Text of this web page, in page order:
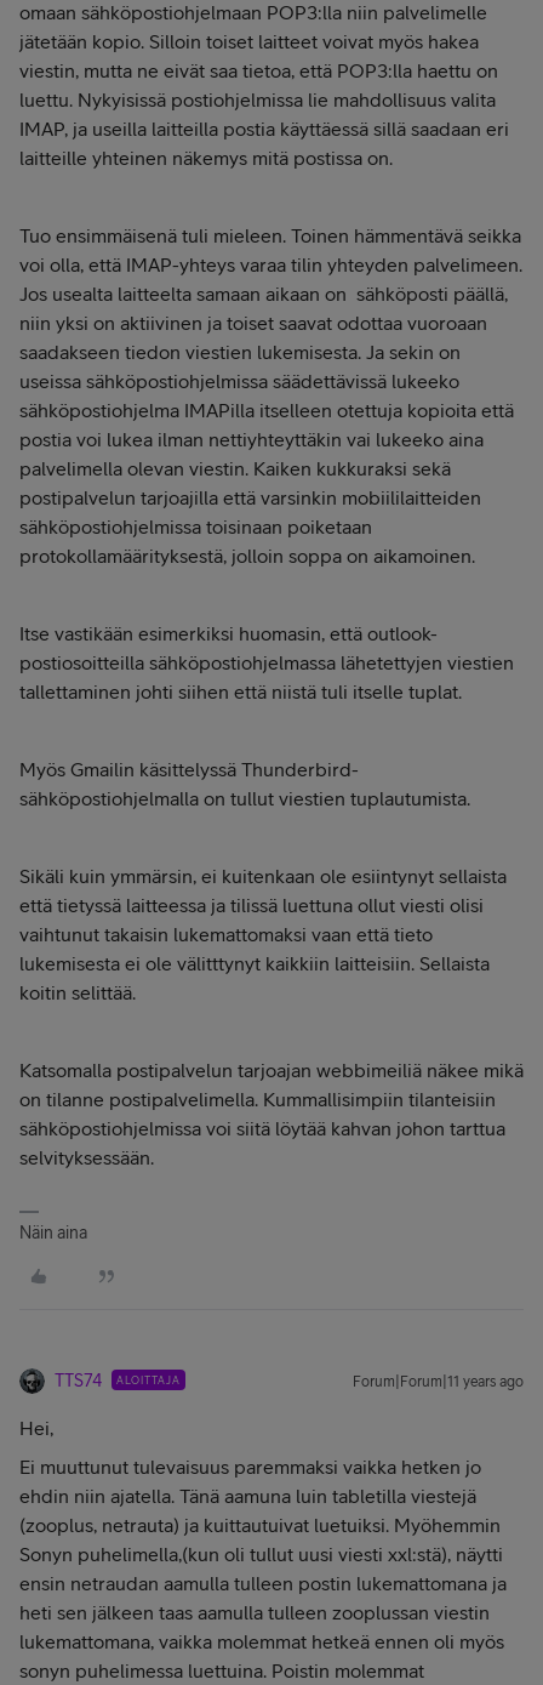
omaan sähköpostiohjelmaan POP3:lla niin palvelimelle
jätetään kopio. Silloin toiset laitteet voivat myös hakea
viestin, mutta ne eivät saa tietoa, että POP3:lla haettu on
luettu. Nykyisissä postiohjelmissa lie mahdollisuus valita
IMAP, ja useilla laitteilla postia käyttäessä sillä saadaan eri
laitteille yhteinen näkemys mitä postissa on.
Tuo ensimmäisenä tuli mieleen. Toinen hämmentävä seikka
voi olla, että IMAP-yhteys varaa tilin yhteyden palvelimeen.
Jos usealta laitteelta samaan aikaan on sähköposti päällä,
niin yksi on aktiivinen ja toiset saavat odottaa vuoroaan
saadakseen tiedon viestien lukemisesta. Ja sekin on
useissa sähköpostiohjelmissa säädettävissä lukeeko
sähköpostiohjelma IMAPilla itselleen otettuja kopioita että
postia voi lukea ilman nettiyhteyttäkin vai lukeeko aina
palvelimella olevan viestin. Kaiken kukkuraksi sekä
postipalvelun tarjoajilla että varsinkin mobiililaitteiden
sähköpostiohjelmissa toisinaan poiketaan
protokollamäärityksestä, jolloin soppa on aikamoinen.
Itse vastikään esimerkiksi huomasin, että outlook-
postiosoitteilla sähköpostiohjelmassa lähetettyjen viestien
tallettaminen johti siihen että niistä tuli itselle tuplat.
Myös Gmailin käsittelyssä Thunderbird-
sähköpostiohjelmalla on tullut viestien tuplautumista.
Sikäli kuin ymmärsin, ei kuitenkaan ole esiintynyt sellaista
että tietyssä laitteessa ja tilissä luettuna ollut viesti olisi
vaihtunut takaisin lukemattomaksi vaan että tieto
lukemisesta ei ole välitttynyt kaikkiin laitteisiin. Sellaista
koitin selittää.
Katsomalla postipalvelun tarjoajan webbimeiliä näkee mikä
on tilanne postipalvelimella. Kummallisimpiin tilanteisiin
sähköpostiohjelmissa voi siitä löytää kahvan johon tarttua
selvityksessään.
Näin aina
TTS74 ALOITTAJA Forum|Forum|11 years ago
Hei,
Ei muuttunut tulevaisuus paremmaksi vaikka hetken jo
ehdin niin ajatella. Tänä aamuna luin tabletilla viestejä
(zooplus, netrauta) ja kuittautuivat luetuiksi. Myöhemmin
Sonyn puhelimella,(kun oli tullut uusi viesti xxl:stä), näytti
ensin netraudan aamulla tulleen postin lukemattomana ja
heti sen jälkeen taas aamulla tulleen zooplussan viestin
lukemattomana, vaikka molemmat hetkeä ennen oli myös
sonyn puhelimessa luettuina. Poistin molemmat